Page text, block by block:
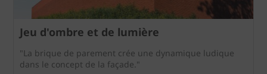
Jeu d'ombre et de lumière
"La brique de parement crée une dynamique ludique
dans le concept de la façade."